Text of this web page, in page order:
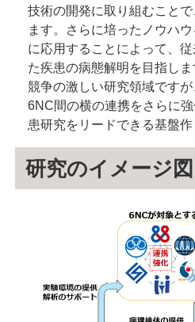
技術の開発に取り組むこと
ます。さらに培ったノウハ
に応用することによって、
た疾患の病態解明を目指し
競争の激しい研究領域です
6NC間の横の連携をさらに
患研究をリードできる基盤作
研究のイメージ図